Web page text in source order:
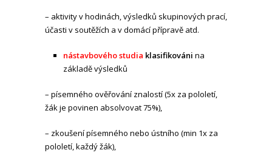
– aktivity v hodinách, výsledků skupinových prací,
účasti v soutěžích a v domácí přípravě atd.
nástavbového studia klasifikováni na
základě výsledků
– písemného ověřování znalostí (5x za pololetí,
žák je povinen absolvovat 75%),
– zkoušení písemného nebo ústního (min 1x za
pololetí, každý žák),